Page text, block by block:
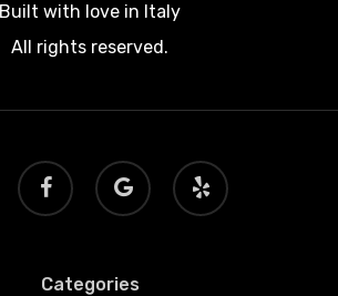
Built with love in Italy
All rights reserved.
facebook
google-
plus
yelp
Categories